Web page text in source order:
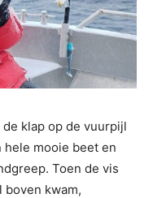
de klap op de vuurpijl
hele mooie beet en
Toen de vis
kwam,